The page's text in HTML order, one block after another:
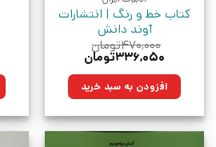
کتاب خط‌‌ ‌و رنگ | انتشارات
آوند دانش
۴۷۰,۰۰۰تومان
قیمت
۴۷۰,۰۰۰تومان
بود.
۳۳۶,۰۵۰تومان
۳۳۶,۰۵۰تومان.افزودن به سبد خرید